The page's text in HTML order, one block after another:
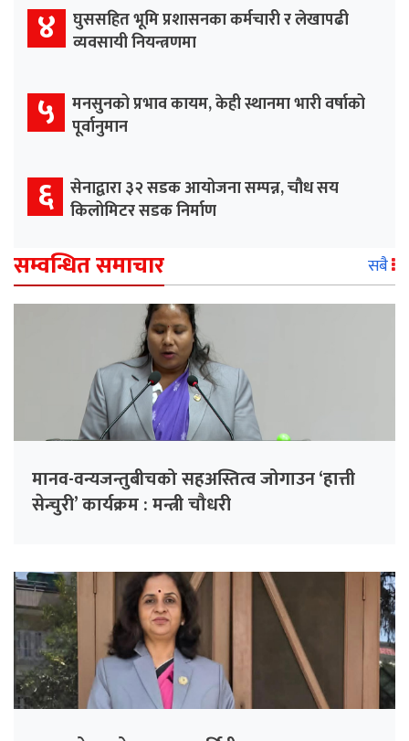
४ घुससहित भूमि प्रशासनका कर्मचारी र लेखापढी
व्यवसायी नियन्त्रणमा
५ मनसुनको प्रभाव कायम, केही स्थानमा भारी वर्षाको
पूर्वानुमान
६ सेनाद्वारा ३२ सडक आयोजना सम्पन्न, चौध सय
किलोमिटर सडक निर्माण
सम्वन्धित समाचार सबै
मानव-वन्यजन्तुबीचको सहअस्तित्व जोगाउन ‘हात्ती
सेन्चुरी’ कार्यक्रम : मन्त्री चौधरी